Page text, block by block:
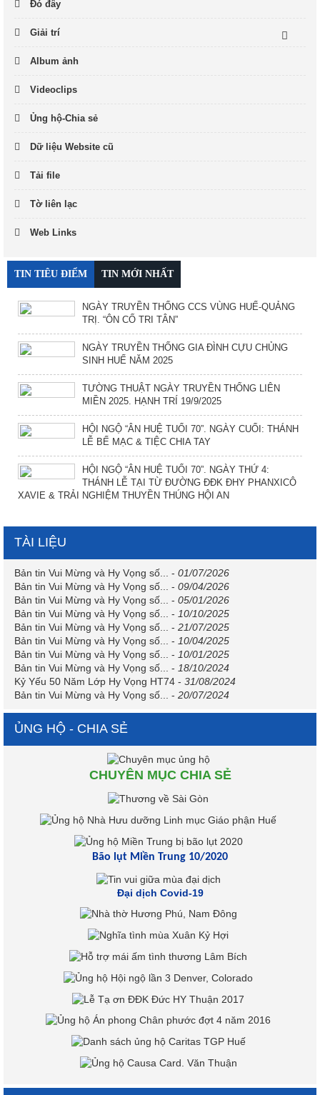
Đó đây
Giải trí
Album ảnh
Videoclips
Ủng hộ-Chia sẻ
Dữ liệu Website cũ
Tải file
Tờ liên lạc
Web Links
TIN TIÊU ĐIỂM TIN MỚI NHẤT
NGÀY TRUYỀN THỐNG CCS VÙNG HUẾ-QUẢNG
TRỊ. “ÔN CỐ TRI TÂN”
NGÀY TRUYỀN THỐNG GIA ĐÌNH CỰU CHỦNG
SINH HUẾ NĂM 2025
TƯỜNG THUẬT NGÀY TRUYỀN THỐNG LIÊN
MIỀN 2025. HẠNH TRÍ 19/9/2025
HỘI NGỘ “ÂN HUỆ TUỔI 70”. NGÀY CUỐI: THÁNH
LỄ BẾ MẠC & TIỆC CHIA TAY
HỘI NGỘ “ÂN HUỆ TUỔI 70”. NGÀY THỨ 4:
THÁNH LỄ TẠI TỪ ĐƯỜNG ĐĐK ĐHY PHANXICÔ
XAVIE & TRẢI NGHIỆM THUYỀN THÚNG HỘI AN
TÀI LIỆU
Bản tin Vui Mừng và Hy Vọng số... - 01/07/2026
Bản tin Vui Mừng và Hy Vọng số...
- 09/04/2026
Bản tin Vui Mừng và Hy Vọng số...
- 05/01/2026
Bản tin Vui Mừng và Hy Vọng số...
- 10/10/2025
Bản tin Vui Mừng và Hy Vọng số...
- 21/07/2025
Bản tin Vui Mừng và Hy Vọng số...
- 10/04/2025
Bản tin Vui Mừng và Hy Vọng số...
- 10/01/2025
Bản tin Vui Mừng và Hy Vọng số...
- 18/10/2024
Kỷ Yếu 50 Năm Lớp Hy Vọng HT74 - 31/08/2024
Bản tin Vui Mừng và Hy Vọng số...
- 20/07/2024
ỦNG HỘ - CHIA SẺ
CHUYÊN MỤC CHIA SẺ
Bão lụt Miền Trung 10/2020
Đại dịch Covid-19